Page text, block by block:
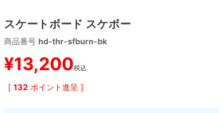
スケートボード スケボー
商品番号 hd-thr-sfburn-bk
¥13,200税込
[ 132 ポイント進呈 ]
9.0inch以上
シェイプデッキ
高性能デッキ